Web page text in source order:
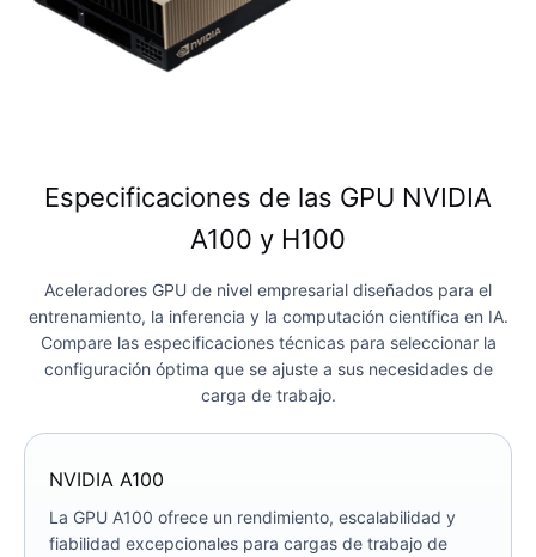
Especificaciones de las GPU NVIDIA
A100 y H100
Aceleradores GPU de nivel empresarial diseñados para el
entrenamiento, la inferencia y la computación científica en IA.
Compare las especificaciones técnicas para seleccionar la
configuración óptima que se ajuste a sus necesidades de
carga de trabajo.
NVIDIA A100
La GPU A100 ofrece un rendimiento, escalabilidad y
fiabilidad excepcionales para cargas de trabajo de